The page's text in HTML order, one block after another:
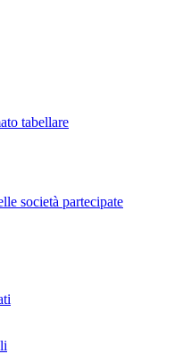
tabellare
società partecipate